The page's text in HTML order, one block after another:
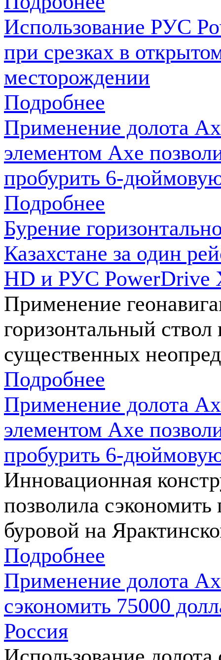
Использование РУС
при срезках в
месторождении
Подробнее
Применение долота
элементом Axe
пробурить 6-
Подробнее
Бурение
Казахстане за один
HD и РУС PowerDrive
Применение
горизонтальный
существенных
Подробнее
Применение долота
элементом Axe
пробурить 6-
Инновационная
позволила
буровой на
Подробнее
Применение долота
сэкономить 75000
Россия